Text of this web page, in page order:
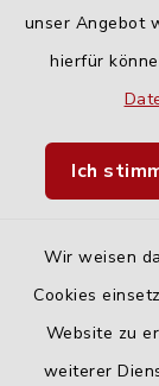
unser Angebot
hierfür
Ich
Wir weisen
Cookies
Website zu
weiterer